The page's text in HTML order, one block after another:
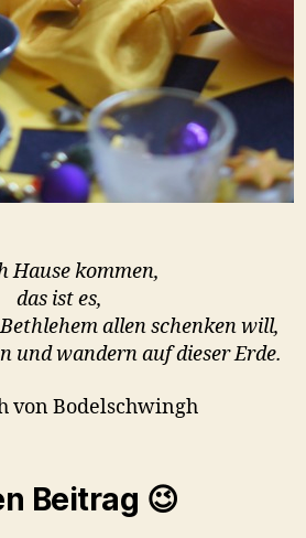
Hause kommen,
das ist es,
allen schenken will,
und wandern auf dieser Erde.
von Bodelschwingh
Beitrag 😉